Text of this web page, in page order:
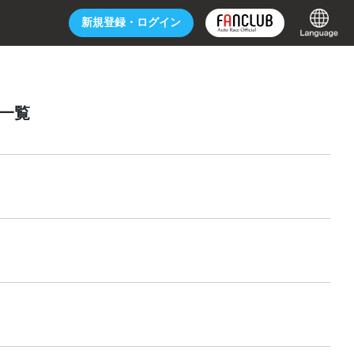
新規登録・ ログイン
覧